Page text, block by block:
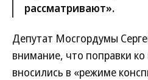
рассматривают».
Депутат Мосгордумы
внимание, что поправки
вносились в «режиме